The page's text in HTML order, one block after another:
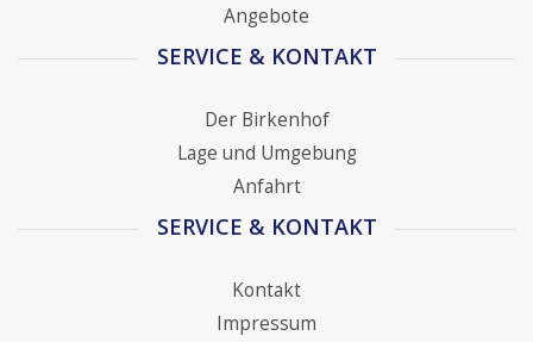
Angebote
SERVICE & KONTAKT
Der Birkenhof
Lage und Umgebung
Anfahrt
SERVICE & KONTAKT
Kontakt
Impressum